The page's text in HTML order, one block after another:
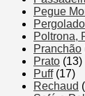
Pegue
Poltrona,
Pranchão
Prato (13)
Puff (17)
Rechaud